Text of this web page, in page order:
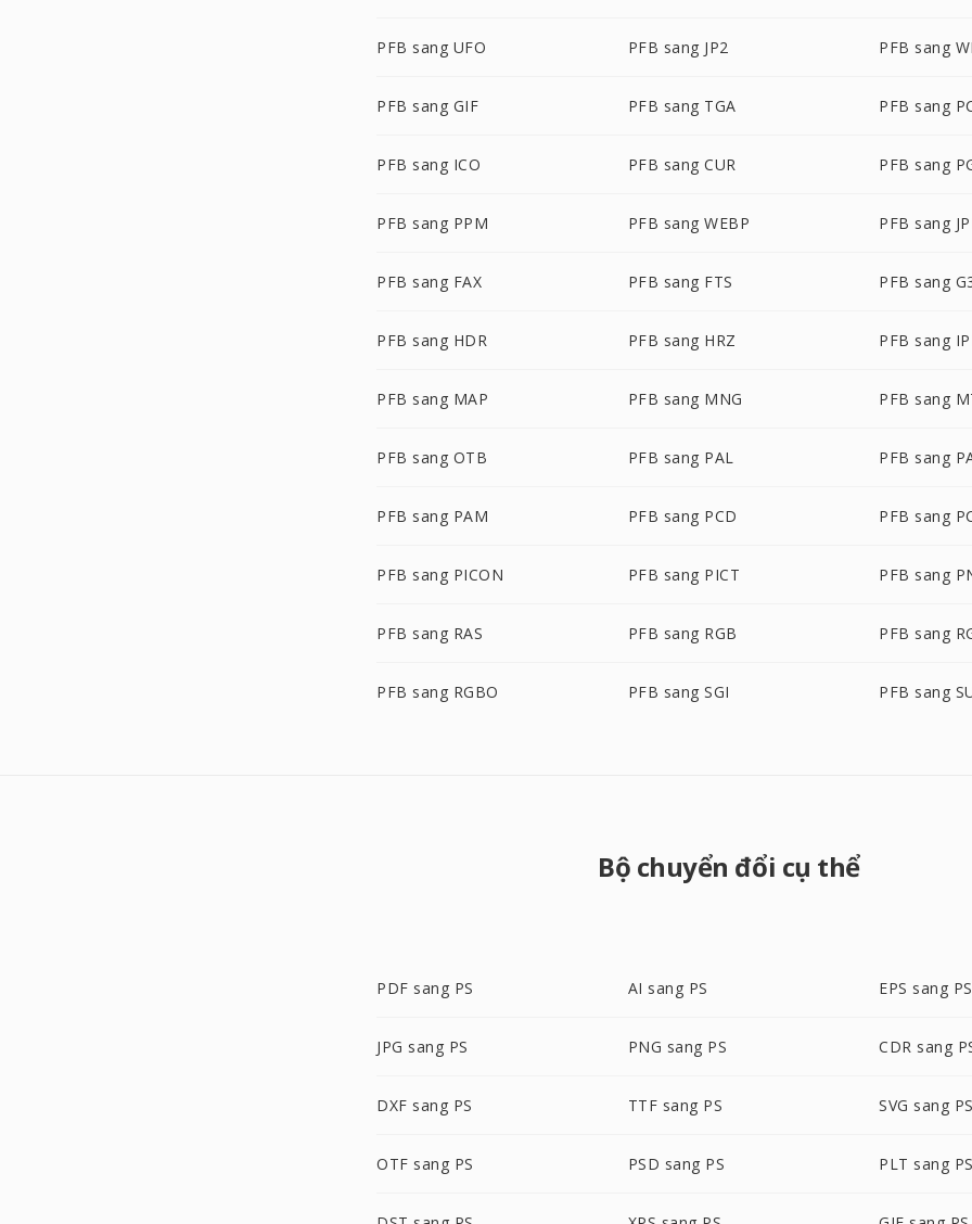
PFB sang UFO PFB sang JP2 PFB sang
PFB sang GIF PFB sang TGA PFB sang
PFB sang ICO PFB sang CUR PFB sang
PFB sang PPM PFB sang WEBP PFB sang
PFB sang FAX PFB sang FTS PFB sang
PFB sang HDR PFB sang HRZ PFB sang
PFB sang MAP PFB sang MNG PFB sang
PFB sang OTB PFB sang PAL PFB sang
PFB sang PAM PFB sang PCD PFB sang
PFB sang PICON PFB sang PICT PFB sang
PFB sang RAS PFB sang RGB PFB sang
PFB sang RGBO PFB sang SGI PFB sang
Bộ chuyển đổi cụ thể
PDF sang PS AI sang PS EPS sang PS
JPG sang PS PNG sang PS CDR sang
DXF sang PS TTF sang PS SVG sang PS
OTF sang PS PSD sang PS PLT sang PS